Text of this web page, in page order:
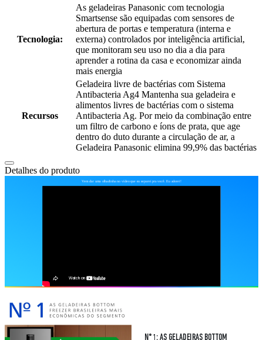
Tecnologia:
As geladeiras Panasonic com tecnologia
Smartsense são equipadas com sensores de
abertura de portas e temperatura (interna e
externa) controlados por inteligência artificial,
que monitoram seu uso no dia a dia para
aprender a rotina da casa e economizar ainda
mais energia
Recursos
Geladeira livre de bactérias com Sistema
Antibacteria Ag4 Mantenha sua geladeira e
alimentos livres de bactérias com o sistema
Antibacteria Ag. Por meio da combinação entre
um filtro de carbono e íons de prata, que age
dentro do duto durante a circulação de ar, a
Geladeira Panasonic elimina 99,9% das bactérias
Detalhes do produto